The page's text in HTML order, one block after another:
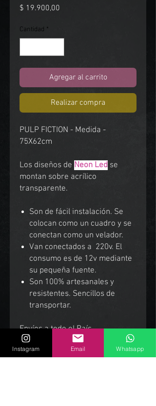
$ 19.900,00
Cantidad *
Agregar al carrito
Realizar compra
PULP FICTION - Medida -
75X62cm
Los diseños de Neon Led se
montan sobre acrílico
transparente.
Son de fácil instalación. Se
colocan como un cuadro y se
conectan como un velador.
Van conectados a 220v. El
consumo es de 12v mediante
su pequeña fuente.
Son 100% artesanales y
resistentes. Sencillos de
transportar.
Envíos a todo el País.
Instagram Email Whatsapp